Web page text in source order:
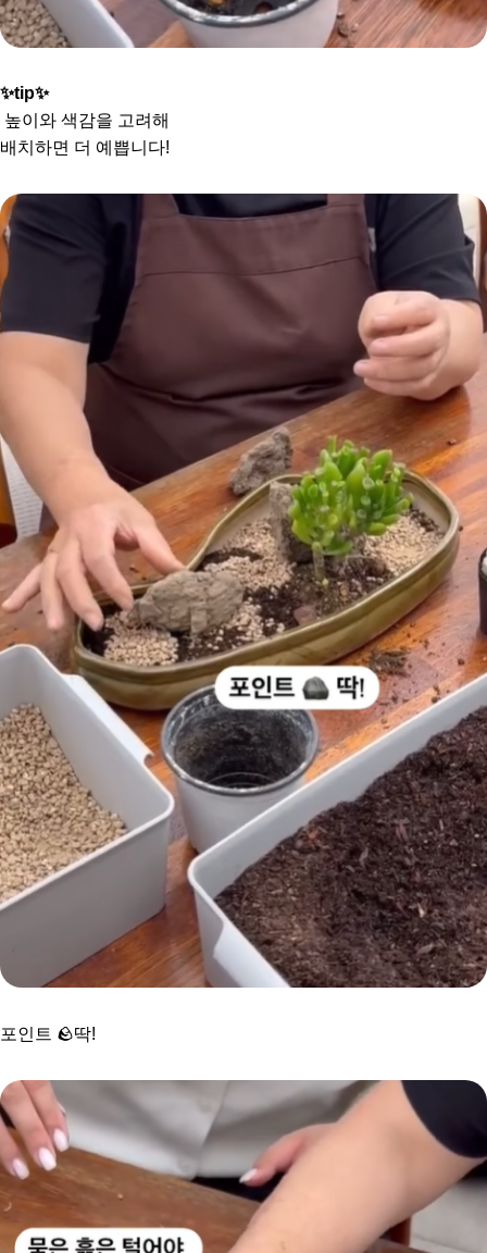
✨tip✨
높이와 색감을 고려해
배치하면 더 예쁩니다!
포인트 🪨딱!